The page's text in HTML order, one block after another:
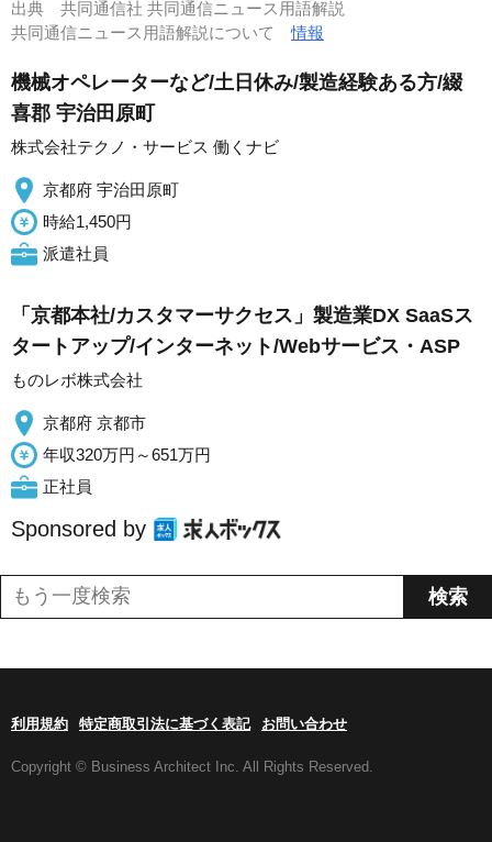
出典 共同通信社 共同通信ニュース用語解説
共同通信ニュース用語解説について情報
機械オペレーターなど/土日休み/製造経験ある方/綴
喜郡 宇治田原町
株式会社テクノ・サービス 働くナビ
京都府 宇治田原町
時給1,450円
派遣社員
「京都本社/カスタマーサクセス」製造業DX SaaSス
タートアップ/インターネット/Webサービス・ASP
ものレボ株式会社
京都府 京都市
年収320万円～651万円
正社員
Sponsored by
利用規約 特定商取引法に基づく表記 お問い合わせ
Copyright © Business Architect Inc. All Rights Reserved.